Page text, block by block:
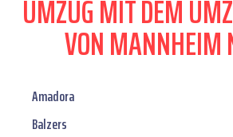
UMZUG MIT DEM
VON MANNHEIM
Amadora
Balzers